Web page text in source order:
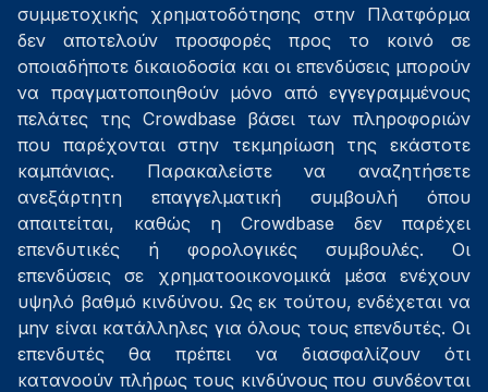
συμμετοχικής χρηματοδότησης στην Πλατφόρμα
δεν αποτελούν προσφορές προς το κοινό σε
οποιαδήποτε δικαιοδοσία και οι επενδύσεις μπορούν
να πραγματοποιηθούν μόνο από εγγεγραμμένους
πελάτες της Crowdbase βάσει των πληροφοριών
που παρέχονται στην τεκμηρίωση της εκάστοτε
καμπάνιας. Παρακαλείστε να αναζητήσετε
ανεξάρτητη επαγγελματική συμβουλή όπου
απαιτείται, καθώς η Crowdbase δεν παρέχει
επενδυτικές ή φορολογικές συμβουλές. Οι
επενδύσεις σε χρηματοοικονομικά μέσα ενέχουν
υψηλό βαθμό κινδύνου. Ως εκ τούτου, ενδέχεται να
μην είναι κατάλληλες για όλους τους επενδυτές. Οι
επενδυτές θα πρέπει να διασφαλίζουν ότι
κατανοούν πλήρως τους κινδύνους που συνδέονται